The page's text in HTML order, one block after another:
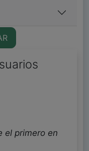
el primero en